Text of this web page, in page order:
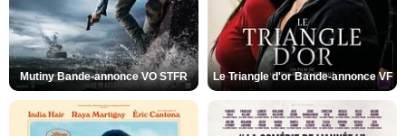
Mutiny Bande-annonce VO STFR Le Triangle d'or Bande-annonce VF